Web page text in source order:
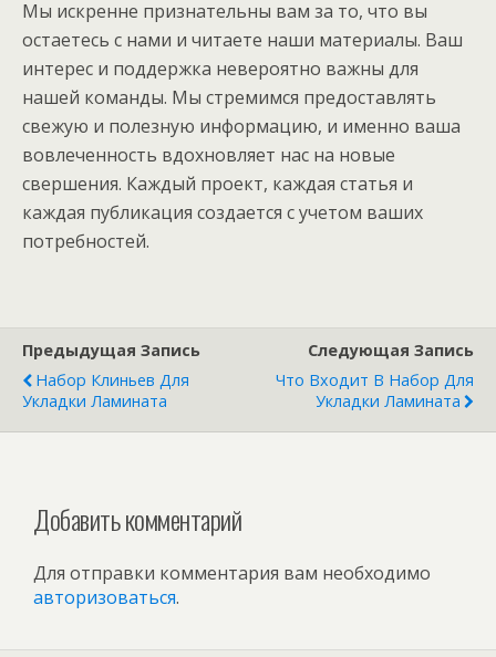
Мы искренне признательны вам за то, что вы
остаетесь с нами и читаете наши материалы. Ваш
интерес и поддержка невероятно важны для
нашей команды. Мы стремимся предоставлять
свежую и полезную информацию, и именно ваша
вовлеченность вдохновляет нас на новые
свершения. Каждый проект, каждая статья и
каждая публикация создается с учетом ваших
потребностей.
Предыдущая Запись
Набор Клиньев Для
Укладки Ламината
Следующая Запись
Что Входит В Набор Для
Укладки Ламината
Добавить комментарий
Для отправки комментария вам необходимо
авторизоваться.